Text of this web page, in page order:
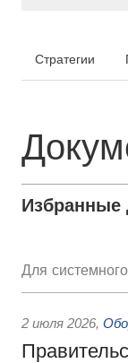
Стратегии
Избранные
Для
2 июля 2026,